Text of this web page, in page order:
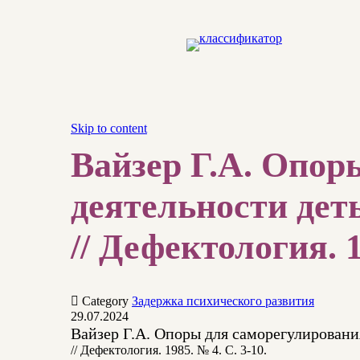
Skip to content
Вайзер Г.А.
деятельности
// Дефектология.
 Category Задержка психического развития
29.07.2024
Вайзер Г.А. Опоры для
// Дефектология. 1985. № 4. С. 3-10.